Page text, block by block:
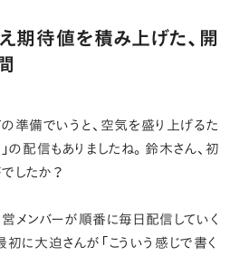
期待値を積み上げた、開
準備でいうと、空気を盛り上げるた
の配信もありましたね。鈴木さん、初
したか？
メンバーが順番に毎日配信していく
初に大迫さんが「こういう感じで書く